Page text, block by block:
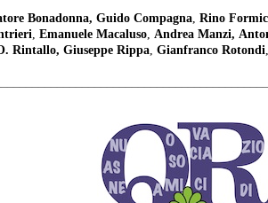
Bonadonna, Guido Compagna, Rino
, Emanuele Macaluso, Andrea Manzi,
Rintallo, Giuseppe Rippa, Gianfranco Rotondi